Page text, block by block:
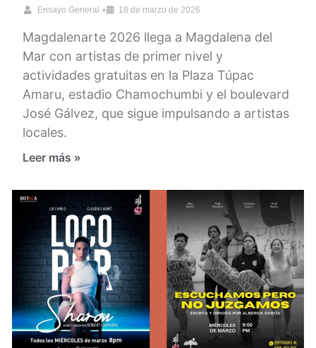
Ensayo General • 18 de marzo de 2026
Magdalenarte 2026 llega a Magdalena del
Mar con artistas de primer nivel y
actividades gratuitas en la Plaza Túpac
Amaru, estadio Chamochumbi y el boulevard
José Gálvez, que sigue impulsando a artistas
locales.
Leer más »